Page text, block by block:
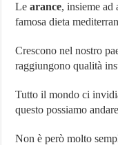
Orologio più costoso al
Villaggio Peschici:
Network Marketing
Learance, insieme ad
famosa dieta
Crescono nel nostro
raggiungono qualità
Tutto il mondo ci
questo possiamo
Non è però molto